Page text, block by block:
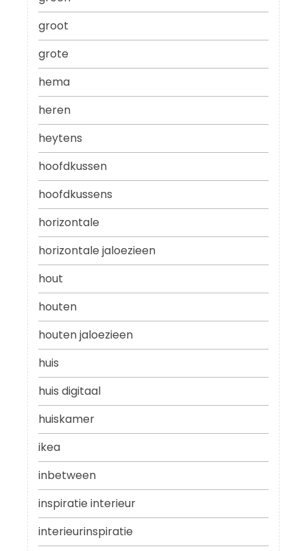
groot
grote
hema
heren
heytens
hoofdkussen
hoofdkussens
horizontale
horizontale jaloezieen
hout
houten
houten jaloezieen
huis
huis digitaal
huiskamer
ikea
inbetween
inspiratie interieur
interieurinspiratie